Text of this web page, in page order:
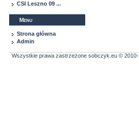
CSI Leszno 09 ...
Menu
Strona główna
Admin
Wszystkie prawa zastrzeżone sobczyk.eu ©